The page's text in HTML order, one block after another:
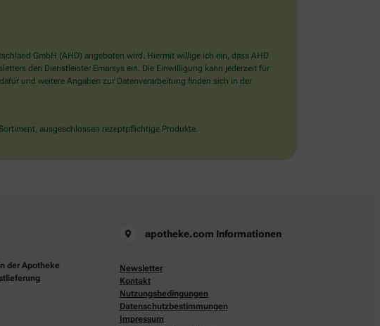
GmbH (AHD) angeboten wird. Hiermit willige ich ein, dass AHD
den Dienstleister Emarsys ein. Die Einwilligung kann jederzeit für
und weitere Angaben zur Datenverarbeitung finden sich in der
ausgeschlossen rezeptpflichtige Produkte.
der Apotheke
apotheke.com Informationen
Newsletter
Kontakt
Nutzungsbedingungen
Datenschutzbestimmungen
Impressum